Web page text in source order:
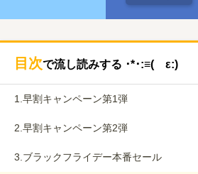
目次で流し読みする ･*･:≡( ε:)
1. 早割キャンペーン第1弾
2. 早割キャンペーン第2弾
3. ブラックフライデー本番セール